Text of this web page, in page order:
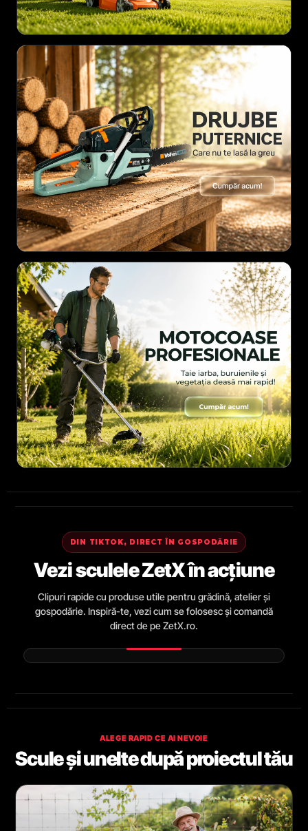
DIN TIKTOK, DIRECT ÎN GOSPODĂRIE
Vezi sculele ZetX în acțiune
Clipuri rapide cu produse utile pentru grădină, atelier și
gospodărie. Inspiră-te, vezi cum se folosesc și comandă
direct de pe ZetX.ro.
ALEGE RAPID CE AI NEVOIE
Scule și unelte după proiectul tău